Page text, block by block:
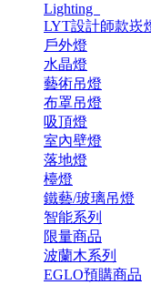
Lighting
LYT設計師款崁
戶外燈
水晶燈
藝術吊燈
布罩吊燈
吸頂燈
室內壁燈
落地燈
檯燈
鐵藝/玻璃吊燈
智能系列
限量商品
波蘭木系列
EGLO預購商品